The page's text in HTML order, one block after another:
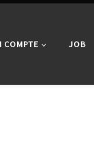
COMPTE JOB